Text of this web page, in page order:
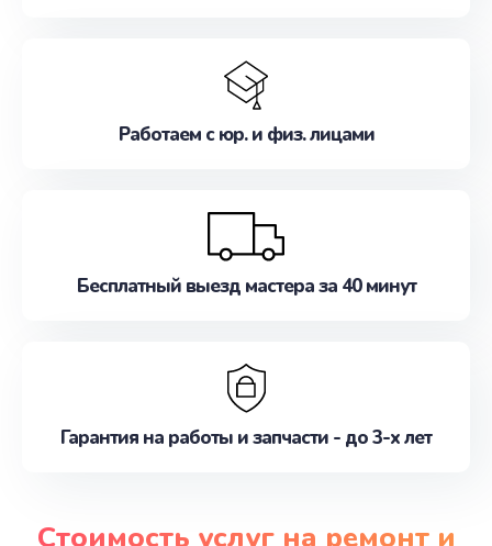
Работаем с юр. и физ. лицами
Бесплатный выезд мастера за 40 минут
Гарантия на работы и запчасти - до 3-х лет
Стоимость услуг на ремонт и